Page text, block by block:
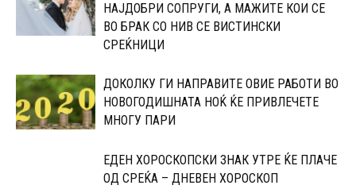
НАЈДОБРИ СОПРУГИ, А МАЖИТЕ КОИ СЕ
ВО БРАК СО НИВ СЕ ВИСТИНСКИ
СРЕЌНИЦИ
ДОКОЛКУ ГИ НАПРАВИТЕ ОВИЕ РАБОТИ ВО
НОВОГОДИШНАТА НОЌ ЌЕ ПРИВЛЕЧЕТЕ
МНОГУ ПАРИ
ЕДЕН ХОРОСКОПСКИ ЗНАК УТРЕ ЌЕ ПЛАЧЕ
ОД СРЕЌА – ДНЕВЕН ХОРОСКОП